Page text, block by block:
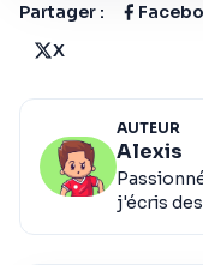
Partager :
X
AUTEUR
Alexis
j'écris